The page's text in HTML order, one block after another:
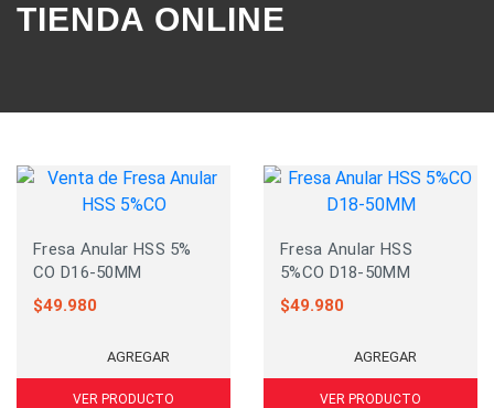
TIENDA ONLINE
Fresa Anular HSS 5%
CO D16-50MM
$49.980
AGREGAR
VER PRODUCTO
Fresa Anular HSS
5%CO D18-50MM
$49.980
AGREGAR
VER PRODUCTO